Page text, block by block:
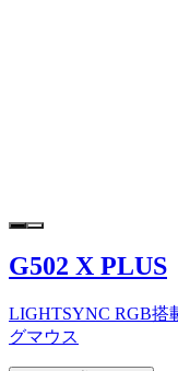
G502 X PLUS
LIGHTSYNC RGB搭
グマウス